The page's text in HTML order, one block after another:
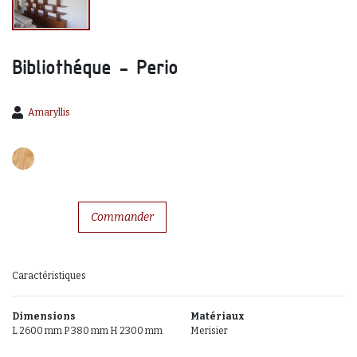
Bibliothéque - Perio
Amaryllis
Commander
Caractéristiques
Dimensions
L 2600 mm P 380 mm H 2300 mm
Matériaux
Merisier